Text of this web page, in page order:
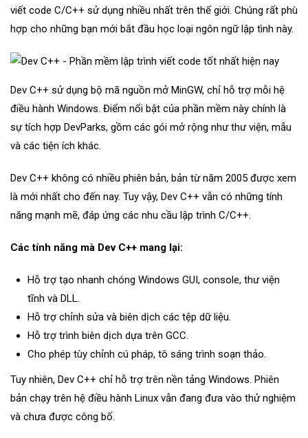
viết code C/C++ sử dụng nhiều nhất trên thế giới. Chúng rất phù
hợp cho những bạn mới bắt đầu học loại ngôn ngữ lập tình này.
Dev C++ sử dụng bộ mã nguồn mở MinGW, chỉ hỗ trợ mỗi hệ
điều hành Windows. Điểm nổi bật của phần mềm này chính là
sự tích hợp DevParks, gồm các gói mở rộng như thư viện, mẫu
và các tiện ích khác.
Dev C++ không có nhiều phiên bản, bản từ năm 2005 được xem
là mới nhất cho đến nay. Tuy vậy, Dev C++ vẫn có những tính
năng mạnh mẽ, đáp ứng các nhu cầu lập trình C/C++.
Các tính năng mà Dev C++ mang lại:
Hỗ trợ tạo nhanh chóng Windows GUI, console, thư viện
tĩnh và DLL.
Hỗ trợ chỉnh sửa và biên dịch các tệp dữ liệu.
Hỗ trợ trình biên dịch dựa trên GCC.
Cho phép tùy chỉnh cú pháp, tô sáng trình soạn thảo.
Tuy nhiên, Dev C++ chỉ hỗ trợ trên nền tảng Windows. Phiên
bản chạy trên hệ điều hành Linux vẫn đang đưa vào thử nghiệm
và chưa được công bố.